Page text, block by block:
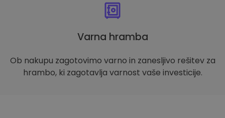
Varna hramba
Ob nakupu zagotovimo varno in zanesljivo rešitev za
hrambo, ki zagotavlja varnost vaše investicije.